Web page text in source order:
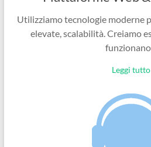
Utilizziamo tecnologie moderne
elevate, scalabilità. Creiamo
funzionano.
Leggi tutto